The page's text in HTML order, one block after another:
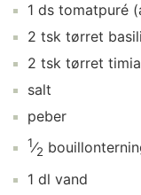
1 ds tomatpuré
2 tsk tørret
2 tsk tørret
salt
peber
1⁄2
1 dl vand